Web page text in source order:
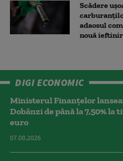
Scădere
adaosul
nouă
DIGI ECONOMIC
Ministerul Finanțelor
Dobânzi de până la 7,50% la
euro
07.08.2026